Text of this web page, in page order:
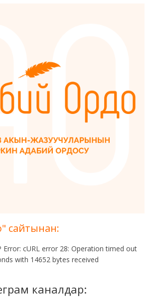
сайтынан:
Error: cURL error 28: Operation timed out
with 14652 bytes received
каналдар: